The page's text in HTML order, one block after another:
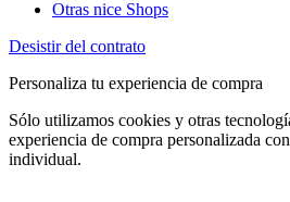
Otras nice Shops
Desistir del contrato
Personaliza tu experiencia de compra
Sólo utilizamos cookies y otras
experiencia de compra personalizada
individual.